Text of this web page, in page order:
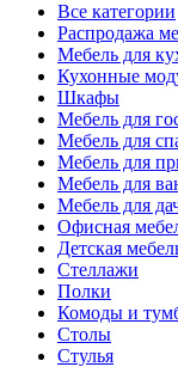
Все категории
Распродажа
Мебель для
Кухонные
Шкафы
Мебель для
Мебель для
Мебель для
Мебель для
Мебель для
Офисная
Детская
Стеллажи
Полки
Комоды и
Столы
Стулья